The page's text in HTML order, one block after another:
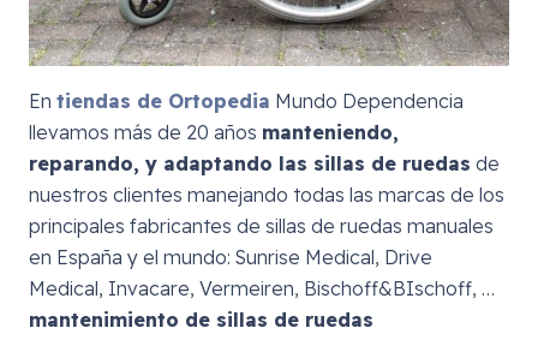
En tiendas de Ortopedia Mundo Dependencia
llevamos más de 20 años manteniendo,
reparando, y adaptando las sillas de ruedas de
nuestros clientes manejando todas las marcas de los
principales fabricantes de sillas de ruedas manuales
en España y el mundo: Sunrise Medical, Drive
Medical, Invacare, Vermeiren, Bischoff&BIschoff, …
mantenimiento de sillas de ruedas